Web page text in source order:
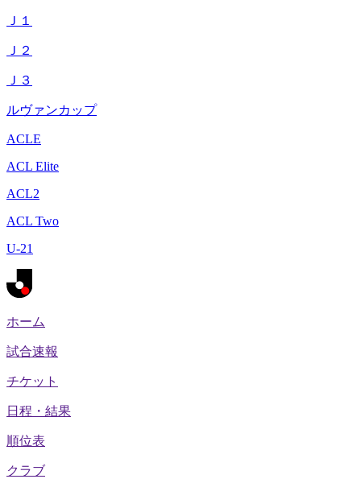
Ｊ１
Ｊ２
Ｊ３
ルヴァンカップ
ACLE
ACL Elite
ACL2
ACL Two
U-21
ホーム
試合速報
チケット
日程・結果
順位表
クラブ